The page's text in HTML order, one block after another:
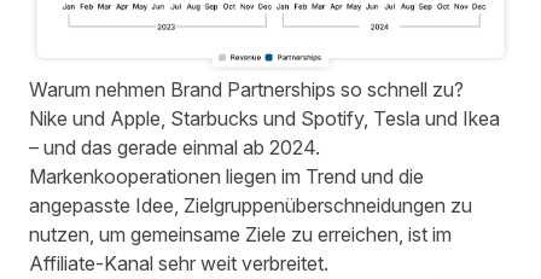
Warum nehmen Brand Partnerships so schnell zu?
Nike und Apple, Starbucks und Spotify, Tesla und Ikea
– und das gerade einmal ab 2024.
Markenkooperationen liegen im Trend und die
angepasste Idee, Zielgruppenüberschneidungen zu
nutzen, um gemeinsame Ziele zu erreichen, ist im
Affiliate-Kanal sehr weit verbreitet.